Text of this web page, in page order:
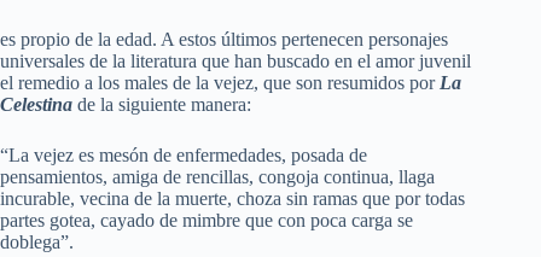
es propio de la edad. A estos últimos pertenecen personajes
universales de la literatura que han buscado en el amor juvenil
el remedio a los males de la vejez, que son resumidos por La
Celestina de la siguiente manera:
“La vejez es mesón de enfermedades, posada de
pensamientos, amiga de rencillas, congoja continua, llaga
incurable, vecina de la muerte, choza sin ramas que por todas
partes gotea, cayado de mimbre que con poca carga se
doblega”.